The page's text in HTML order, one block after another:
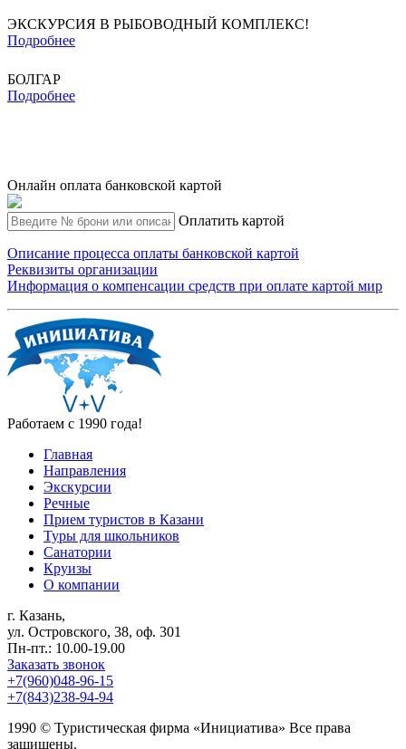
ЭКСКУРСИЯ В РЫБОВОДНЫЙ КОМПЛЕКС!
Подробнее
БОЛГАР
Подробнее
Онлайн оплата банковской картой
Оплатить картой
Описание процесса оплаты банковской картой
Реквизиты организации
Информация о компенсации средств при оплате картой мир
Работаем с 1990 года!
Главная
Направления
Экскурсии
Речные
Прием туристов в Казани
Туры для школьников
Санатории
Круизы
О компании
г. Казань,
ул. Островского, 38, оф. 301
Пн-пт.: 10.00-19.00
Заказать звонок
+7(960)048-96-15
+7(843)238-94-94
1990 © Туристическая фирма «Инициатива» Все права
защищены.